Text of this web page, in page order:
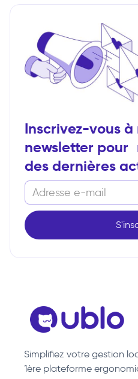
Inscrivez-vous
newsletter pour
des dernières
Simplifiez votre gestion
1ère plateforme